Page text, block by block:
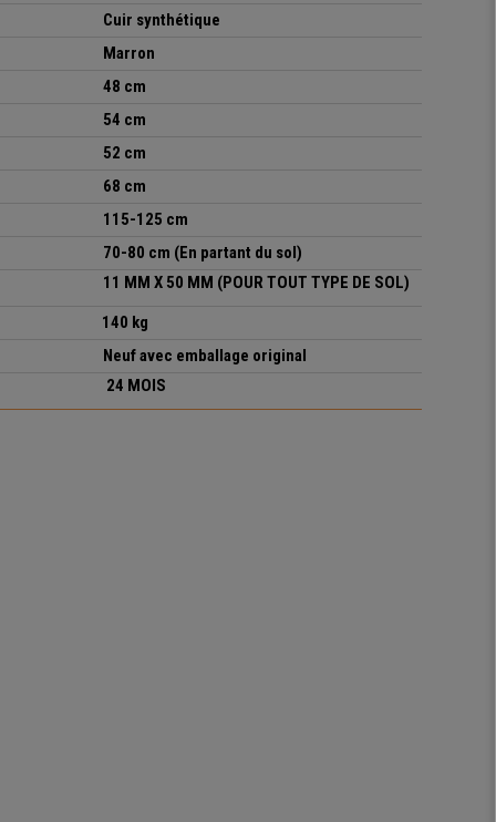
Cuir synthétique
Marron
48 cm
54 cm
52 cm
68 cm
115-125 cm
70-80 cm (En partant du sol)
11 MM X 50 MM (POUR TOUT TYPE DE SOL)
140 kg
Neuf avec emballage original
24 MOIS